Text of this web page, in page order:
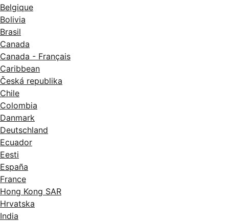
Belgique
Bolivia
Brasil
Canada
Canada - Français
Caribbean
Česká republika
Chile
Colombia
Danmark
Deutschland
Ecuador
Eesti
España
France
Hong Kong SAR
Hrvatska
India